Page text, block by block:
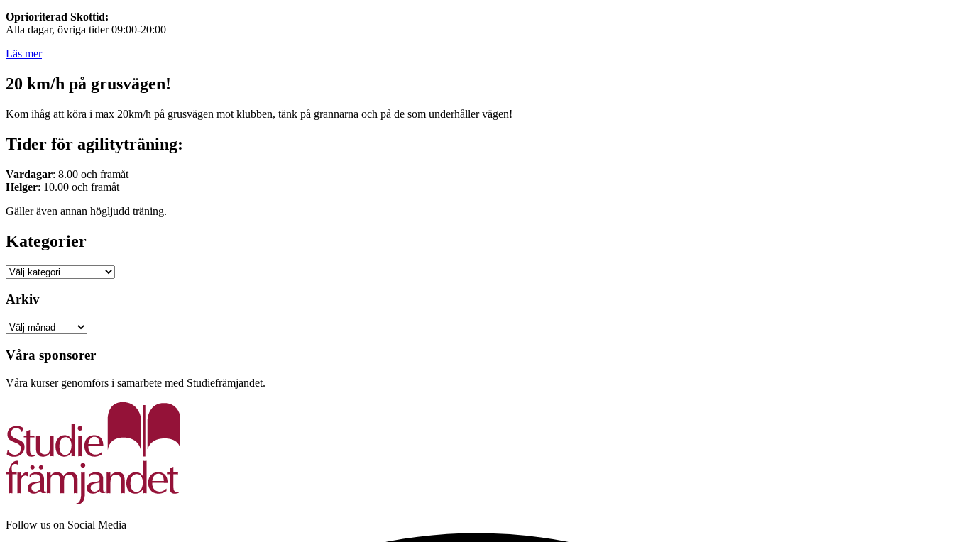
Oprioriterad Skottid:
Alla dagar, övriga tider 09:00-20:00
Läs mer
20 km/h på grusvägen!
Kom ihåg att köra i max 20km/h på grusvägen mot klubben, tänk på grannarna och på de som underhåller vägen!
Tider för agilityträning:
Vardagar: 8.00 och framåt
Helger: 10.00 och framåt
Gäller även annan högljudd träning.
Kategorier
Kategorier
Arkiv
Arkiv
Våra sponsorer
Våra kurser genomförs i samarbete med Studiefrämjandet.
Follow us on Social Media